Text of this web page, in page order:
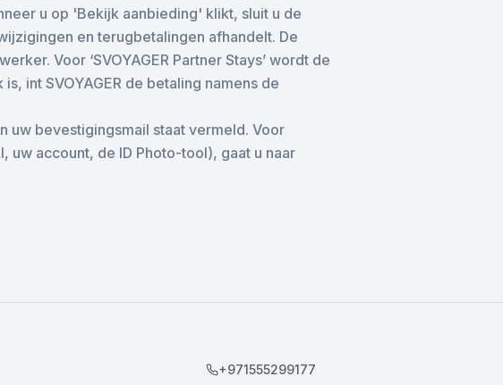
u op 'Bekijk aanbieding' klikt, sluit u de
en terugbetalingen afhandelt. De
Voor ‘SVOYAGER Partner Stays’ wordt de
int SVOYAGER de betaling namens de
uw bevestigingsmail staat vermeld. Voor
uw account, de ID Photo-tool), gaat u naar
+971555299177